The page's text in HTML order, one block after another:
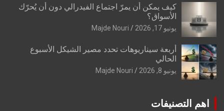
كيف يمكن أن يمرّ اجتماع الفيدرالي دون أن يُحرّك
الأسواق؟
يونيو 17, 2026 Majde Nouri
أربعة سيناريوهات تحدد مصير الشيكل الأسبوع
الحالي
يونيو 8, 2026 Majde Nouri
اهم التصنيفات